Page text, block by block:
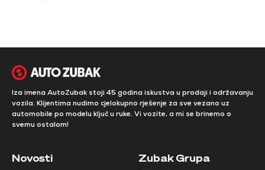
Iza imena AutoZubak stoji 45 godina iskustva u prodaji i održavanju
vozila. Klijentima nudimo cjelokupno rješenje za sve vezano uz
automobile po modelu ključ u ruke. Vi vozite, a mi se brinemo o
svemu ostalom!
Novosti Zubak Grupa